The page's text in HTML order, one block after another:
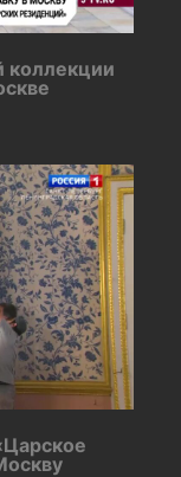
коллекции